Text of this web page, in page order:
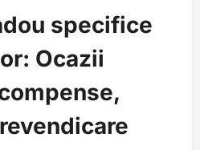
specifice
Ocazii